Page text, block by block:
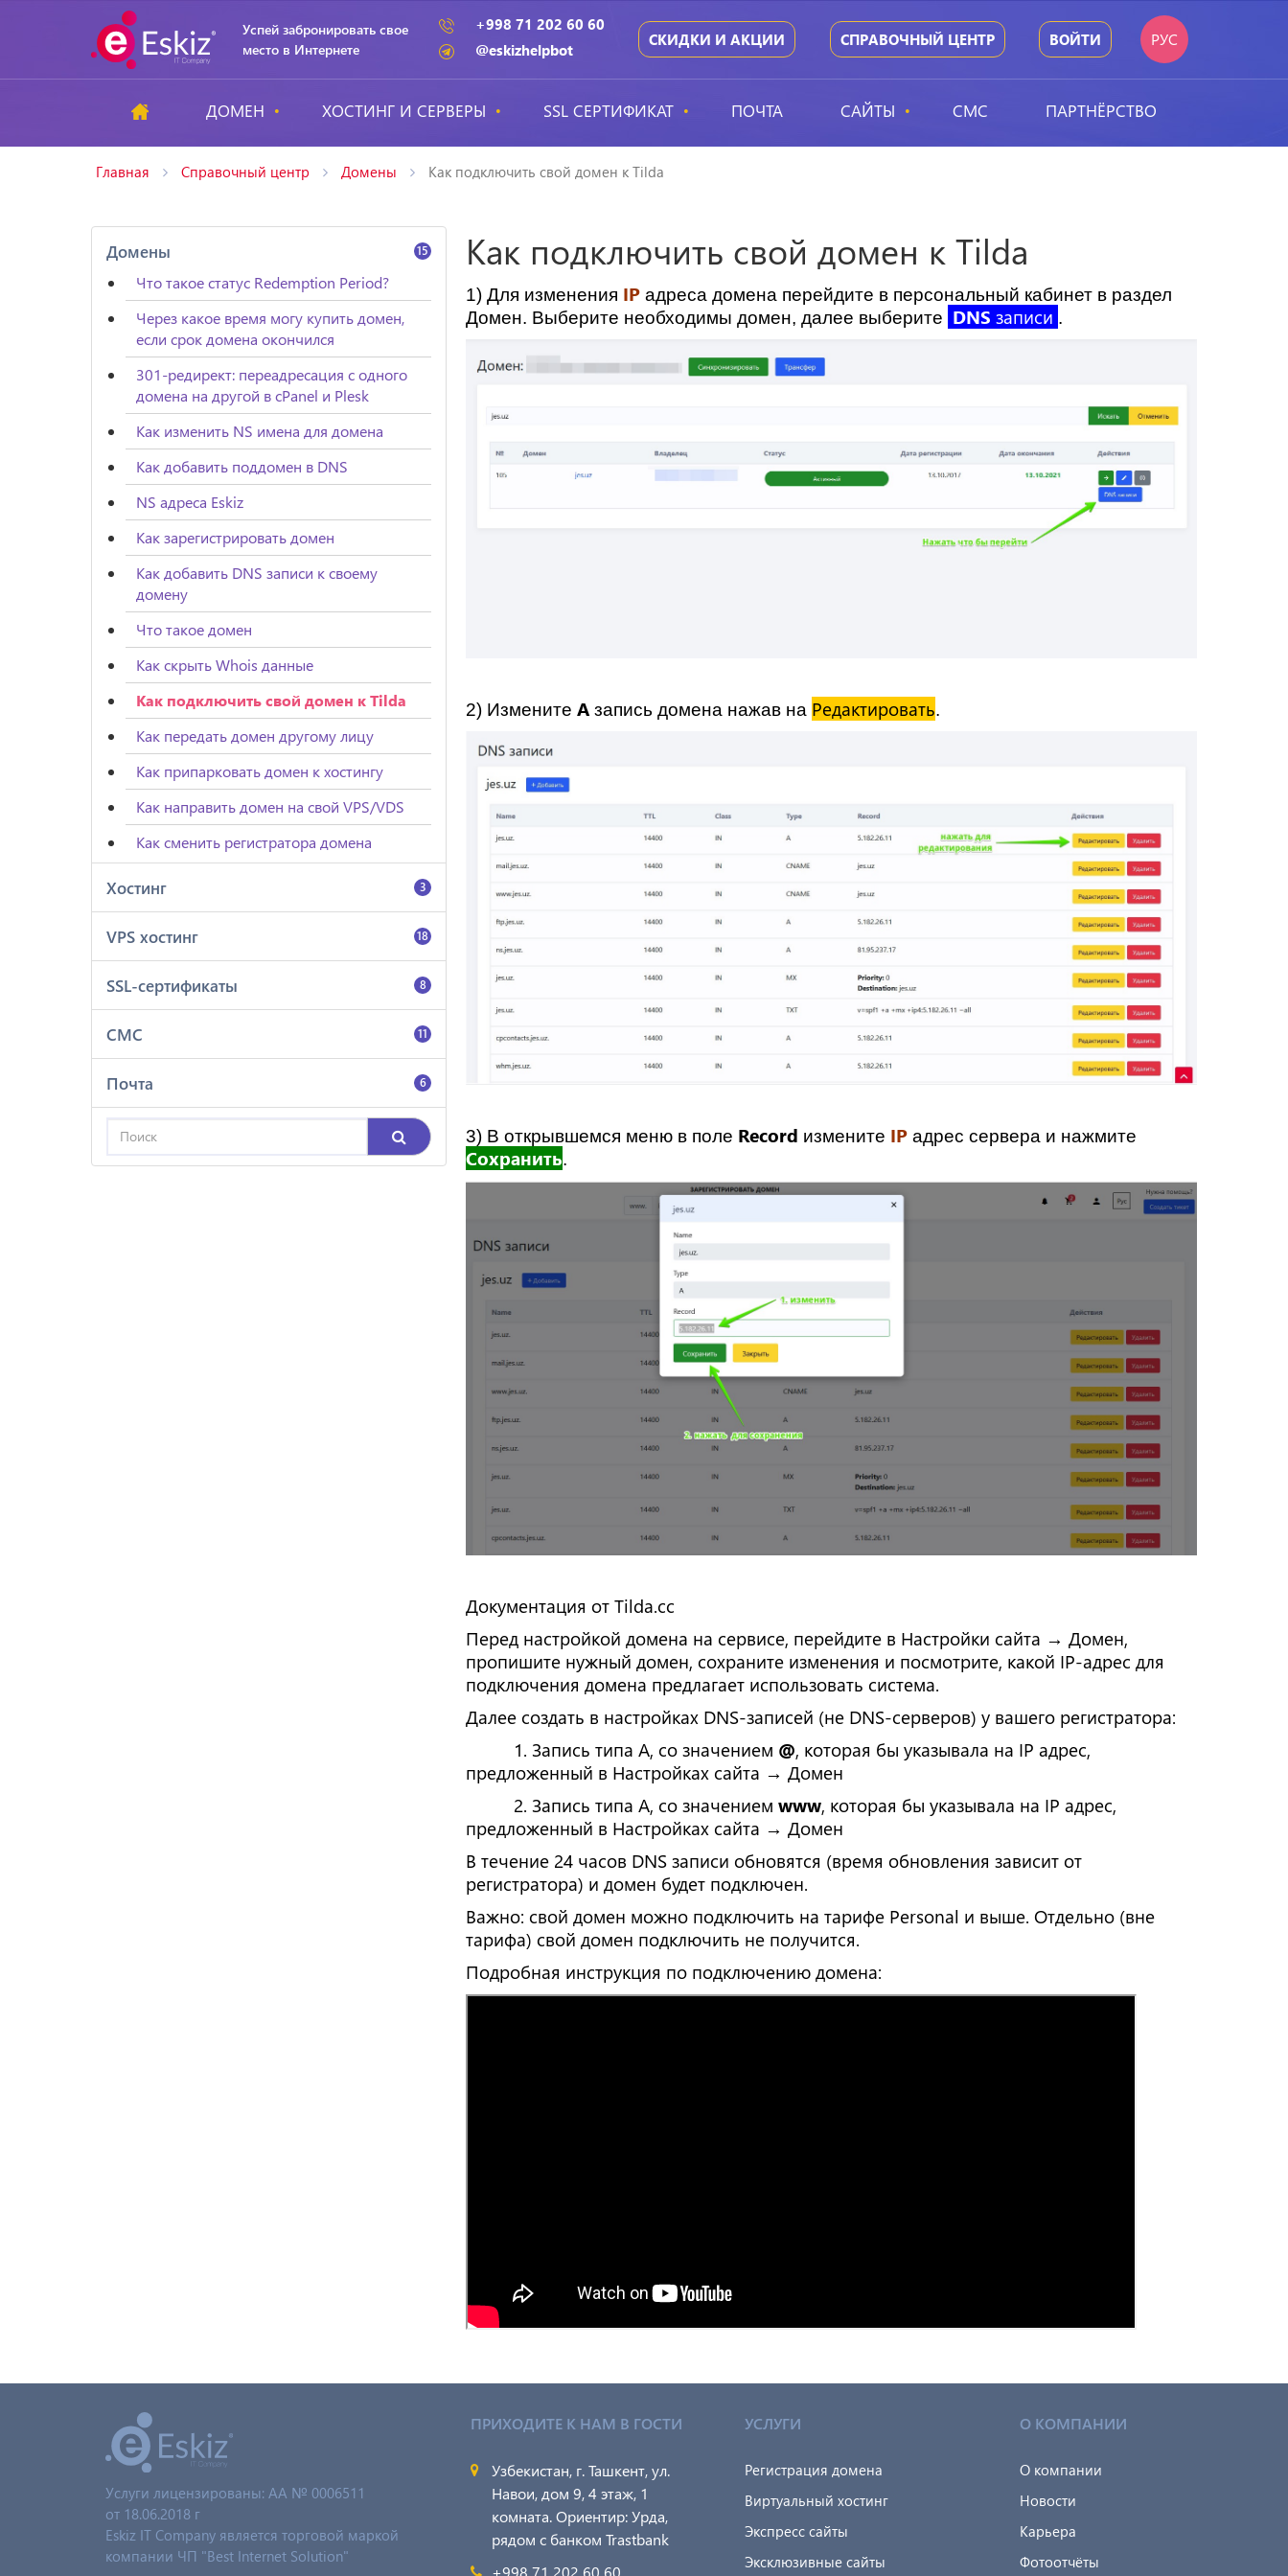
Успей забронировать свое
место в Интернете
+998 71 202 60 60
@eskizhelpbot
СКИДКИ И АКЦИИ СПРАВОЧНЫЙ ЦЕНТР ВОЙТИ РУС
ДОМЕН ХОСТИНГ И СЕРВЕРЫ SSL СЕРТИФИКАТ ПОЧТА САЙТЫ СМС ПАРТНЁРСТВО
Главная Справочный центр Домены Как подключить свой домен к Tilda
Домены 15
Что такое статус Redemption Period?
Через какое время могу купить домен,
если срок домена окончился
301-редирект: переадресация с одного
домена на другой в cPanel и Plesk
Как изменить NS имена для домена
Как добавить поддомен в DNS
NS адреса Eskiz
Как зарегистрировать домен
Как добавить DNS записи к своему
домену
Что такое домен
Как скрыть Whois данные
Как подключить свой домен к Tilda
Как передать домен другому лицу
Как припарковать домен к хостингу
Как направить домен на свой VPS/VDS
Как сменить регистратора домена
Хостинг 3
VPS хостинг 18
SSL-сертификаты 8
СМС 11
Почта 6
Как подключить свой домен к Tilda
1) Для изменения IP адреса домена перейдите в персональный кабинет в раздел
Домен. Выберите необходимы домен, далее выберите DNS записи .
2) ИзменитеА запись домена нажав на Редактировать.
3) В открывшемся меню в поле Record измените IP адрес сервера и нажмите
Сохранить.
Документация от Tilda.cc
Перед настройкой домена на сервисе, перейдите в Настройки сайта → Домен,
пропишите нужный домен, сохраните изменения и посмотрите, какой IP-адрес для
подключения домена предлагает использовать система.
Далее создать в настройках DNS-записей (не DNS-серверов) у вашего регистратора:
1. Запись типа A, со значением @, которая бы указывала на IP адрес,
предложенный в Настройках сайта → Домен
2. Запись типа A, со значениемwww, которая бы указывала на IP адрес,
предложенный в Настройках сайта → Домен
В течение 24 часов DNS записи обновятся (время обновления зависит от
регистратора) и домен будет подключен.
Важно: свой домен можно подключить на тарифе Personal и выше. Отдельно (вне
тарифа) свой домен подключить не получится.
Подробная инструкция по подключению домена:
Услуги лицензированы: AA № 0006511
от 18.06.2018 г
Eskiz IT Company является торговой маркой
компании ЧП "Best Internet Solution"
ПРИХОДИТЕ К НАМ В ГОСТИ
Узбекистан, г. Ташкент, ул.
Навои, дом 9, 4 этаж, 1
комната. Ориентир: Урда,
рядом с банком Trastbank
+998 71 202 60 60
УСЛУГИ
Регистрация домена
Виртуальный хостинг
Экспресс сайты
Эксклюзивные сайты
О КОМПАНИИ
О компании
Новости
Карьера
Фотоотчёты